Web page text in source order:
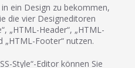
ein Design zu bekommen,
die vier Designeditoren
„HTML-Header“, „HTML-
„HTML-Footer“ nutzen.
Style“-Editor können Sie